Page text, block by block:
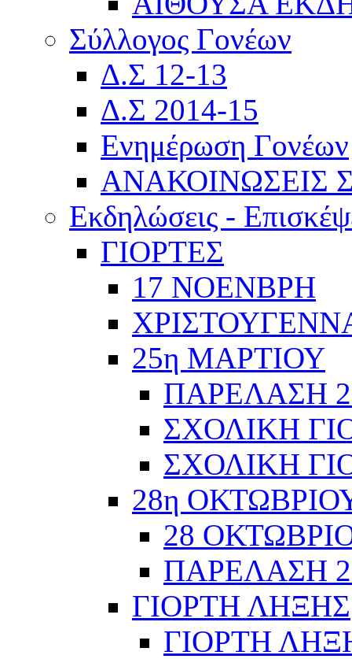
Σύλλογος Γονέων
Δ.Σ 12-13
Δ.Σ 2014-15
Ενημέρωση Γονέων
ΑΝΑΚΟΙΝΩΣΕΙΣ
Εκδηλώσεις -
ΓΙΟΡΤΕΣ
17 ΝΟΕΝΒΡΗ
25η ΜΑΡΤΙΟΥ
ΠΑΡΕΛΑΣΗ
ΣΧΟΛΙΚΗ
ΣΧΟΛΙΚΗ
28η
28
ΠΑΡΕΛΑΣΗ
ΓΙΟΡΤΗ ΛΗΞΗΣ
ΓΙΟΡΤΗ